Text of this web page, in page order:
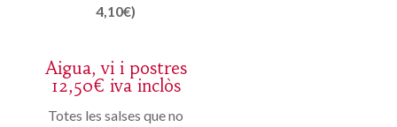
4,10€)
Aigua, vi i postres
12,50€ iva inclòs
Totes les salses que no